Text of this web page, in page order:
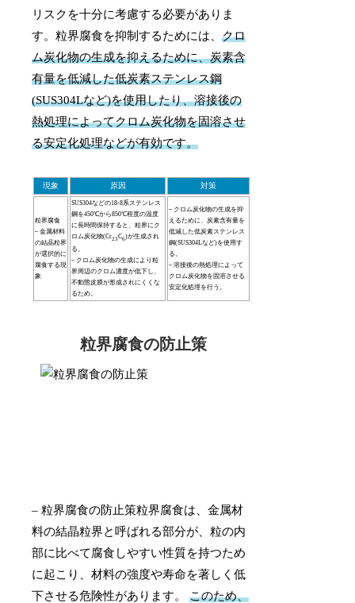
リスクを十分に考慮する必要がありま
す。粒界腐食を抑制するためには、クロ
ム炭化物の生成を抑えるために、炭素含
有量を低減した低炭素ステンレス鋼
(SUS304Lなど)を使用したり、溶接後の
熱処理によってクロム炭化物を固溶させ
る安定化処理などが有効です。
現象 原因 対策
粒界腐食
– 金属材料
の結晶粒界
が選択的に
腐食する現
象
SUS304などの18-8系ステンレス
鋼を450℃から850℃程度の温度
に長時間保持すると、粒界にク
ロム炭化物(Cr23C6)が生成され
る。
– クロム炭化物の生成により粒
界周辺のクロム濃度が低下し、
不動態皮膜が形成されにくくな
るため。
– クロム炭化物の生成を抑
えるために、炭素含有量を
低減した低炭素ステンレス
鋼(SUS304Lなど)を使用す
る。
– 溶接後の熱処理によって
クロム炭化物を固溶させる
安定化処理を行う。
粒界腐食の防止策
– 粒界腐食の防止策粒界腐食は、金属材
料の結晶粒界と呼ばれる部分が、粒の内
部に比べて腐食しやすい性質を持つため
に起こり、材料の強度や寿命を著しく低
下させる危険性があります。このため、